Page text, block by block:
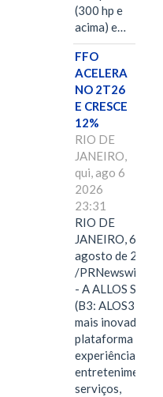
(300 hp e
acima) e…
FFO
ACELERA
NO 2T26
E CRESCE
12%
RIO DE
JANEIRO,
qui, ago 6
2026
23:31
RIO DE
JANEIRO, 6 de
agosto de 2026
/PRNewswire/ -
- A ALLOS S.A.
(B3: ALOS3), a
mais inovadora
plataforma de
experiências,
entretenimento,
serviços,